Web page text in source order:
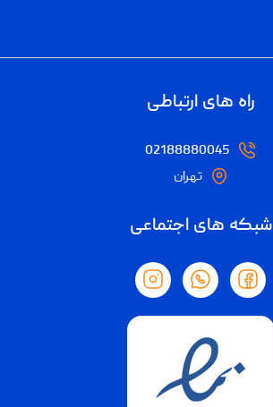
راه های ارتباطی
02188880045
تهران
شبکه های اجتماعی